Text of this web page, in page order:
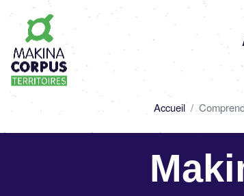
d'Ariane
Accueil